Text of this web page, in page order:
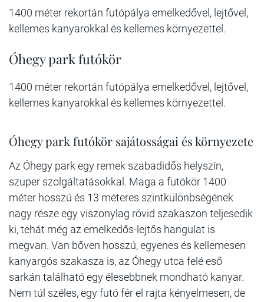
1400 méter rekortán futópálya emelkedővel, lejtővel,
kellemes kanyarokkal és kellemes környezettel.
Óhegy park futókör
1400 méter rekortán futópálya emelkedővel, lejtővel,
kellemes kanyarokkal és kellemes környezettel.
Óhegy park futókör sajátosságai és környezete
Az Óhegy park egy remek szabadidős helyszín,
szuper szolgáltatásokkal. Maga a futókör 1400
méter hosszú és 13 méteres szintkülönbségének
nagy része egy viszonylag rövid szakaszon teljesedik
ki, tehát még az emelkedős-lejtős hangulat is
megvan. Van bőven hosszú, egyenes és kellemesen
kanyargós szakasza is, az Óhegy utca felé eső
sarkán található egy élesebbnek mondható kanyar.
Nem túl széles, egy futó fér el rajta kényelmesen, de